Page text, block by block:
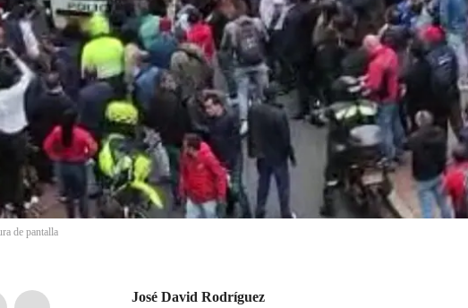
de pantalla
José David Rodríguez